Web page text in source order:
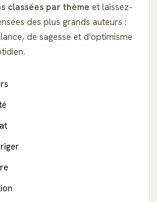
classées par thème et laissez-
des plus grands auteurs :
de sagesse et d'optimisme